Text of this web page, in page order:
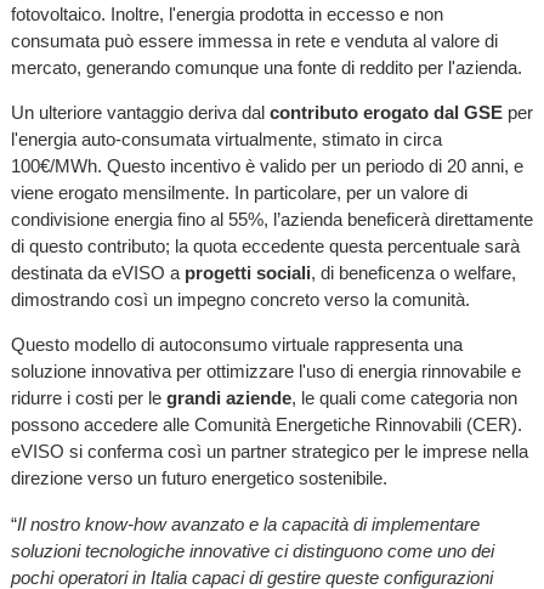
fotovoltaico. Inoltre, l'energia prodotta in eccesso e non
consumata può essere immessa in rete e venduta al valore di
mercato, generando comunque una fonte di reddito per l'azienda.
Un ulteriore vantaggio deriva dal contributo erogato dal GSE per
l'energia auto-consumata virtualmente, stimato in circa
100€/MWh. Questo incentivo è valido per un periodo di 20 anni, e
viene erogato mensilmente. In particolare, per un valore di
condivisione energia fino al 55%, l’azienda beneficerà direttamente
di questo contributo; la quota eccedente questa percentuale sarà
destinata da eVISO a progetti sociali, di beneficenza o welfare,
dimostrando così un impegno concreto verso la comunità.
Questo modello di autoconsumo virtuale rappresenta una
soluzione innovativa per ottimizzare l'uso di energia rinnovabile e
ridurre i costi per le grandi aziende, le quali come categoria non
possono accedere alle Comunità Energetiche Rinnovabili (CER).
eVISO si conferma così un partner strategico per le imprese nella
direzione verso un futuro energetico sostenibile.
“Il nostro know-how avanzato e la capacità di implementare
soluzioni tecnologiche innovative ci distinguono come uno dei
pochi operatori in Italia capaci di gestire queste configurazioni